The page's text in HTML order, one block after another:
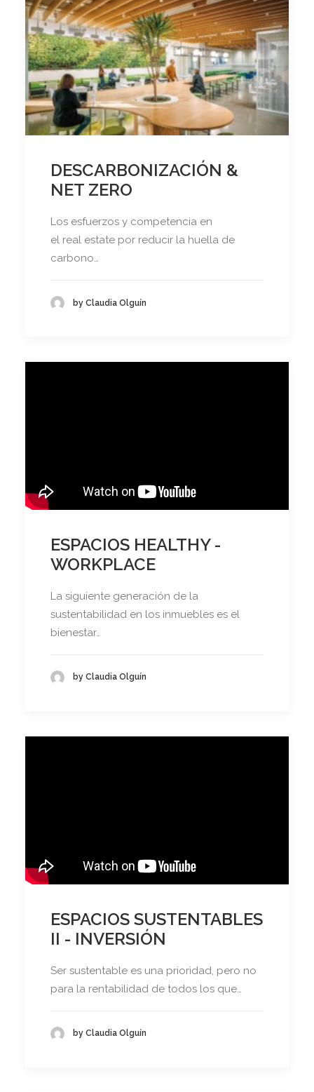
DESCARBONIZACIÓN &
NET ZERO
Los esfuerzos y competencia en
el real estate por reducir la huella de
carbono…
by Claudia Olguín
ESPACIOS HEALTHY -
WORKPLACE
La siguiente generación de la
sustentabilidad en los inmuebles es el
bienestar…
by Claudia Olguín
ESPACIOS SUSTENTABLES
II - INVERSIÓN
Ser sustentable es una prioridad, pero no
para la rentabilidad de todos los que…
by Claudia Olguín